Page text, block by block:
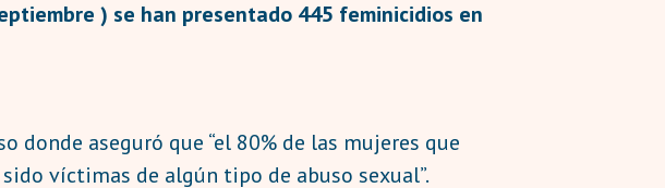
) se han presentado 445 feminicidios en
donde aseguró que “el 80% de las mujeres que
víctimas de algún tipo de abuso sexual”.